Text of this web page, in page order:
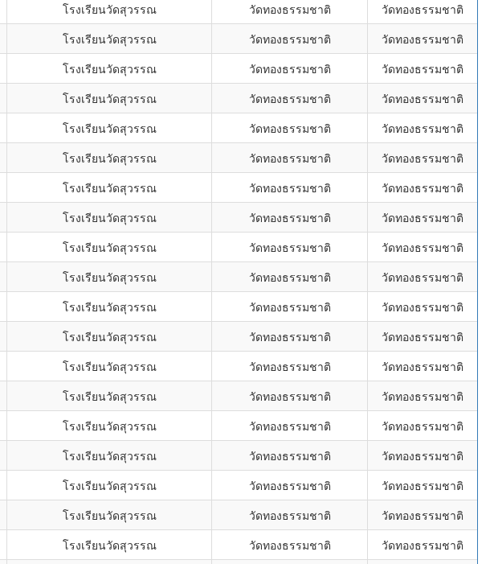
โรงเรียนวัดสุวรรณ วัดทองธรรมชาติ
วัดทองธรรมชาติ
โรงเรียนวัดสุวรรณ วัดทองธรรมชาติ
วัดทองธรรมชาติ
โรงเรียนวัดสุวรรณ วัดทองธรรมชาติ
วัดทองธรรมชาติ
โรงเรียนวัดสุวรรณ วัดทองธรรมชาติ
วัดทองธรรมชาติ
โรงเรียนวัดสุวรรณ วัดทองธรรมชาติ
วัดทองธรรมชาติ
โรงเรียนวัดสุวรรณ วัดทองธรรมชาติ
วัดทองธรรมชาติ
โรงเรียนวัดสุวรรณ วัดทองธรรมชาติ
วัดทองธรรมชาติ
โรงเรียนวัดสุวรรณ วัดทองธรรมชาติ
วัดทองธรรมชาติ
โรงเรียนวัดสุวรรณ วัดทองธรรมชาติ
วัดทองธรรมชาติ
โรงเรียนวัดสุวรรณ วัดทองธรรมชาติ
วัดทองธรรมชาติ
โรงเรียนวัดสุวรรณ วัดทองธรรมชาติ
วัดทองธรรมชาติ
โรงเรียนวัดสุวรรณ วัดทองธรรมชาติ
วัดทองธรรมชาติ
โรงเรียนวัดสุวรรณ วัดทองธรรมชาติ
วัดทองธรรมชาติ
โรงเรียนวัดสุวรรณ วัดทองธรรมชาติ
วัดทองธรรมชาติ
โรงเรียนวัดสุวรรณ วัดทองธรรมชาติ
วัดทองธรรมชาติ
โรงเรียนวัดสุวรรณ วัดทองธรรมชาติ
วัดทองธรรมชาติ
โรงเรียนวัดสุวรรณ วัดทองธรรมชาติ
วัดทองธรรมชาติ
โรงเรียนวัดสุวรรณ วัดทองธรรมชาติ
วัดทองธรรมชาติ
โรงเรียนวัดสุวรรณ วัดทองธรรมชาติ วัดทองธรรมชาติ